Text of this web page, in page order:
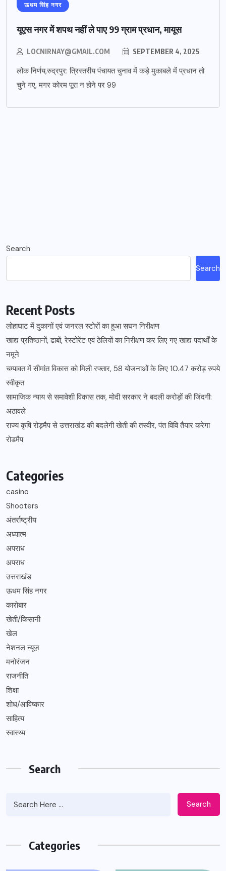
ऊधम सिंह नगर
यूएस नगर में शपथ नहीं ले पाए 99 ग्राम प्रधान, मायूस
LOCNIRNAY@GMAIL.COM SEPTEMBER 4, 2025
लोक निर्णय,रुद्रपुर: त्रिस्तरीय पंचायत चुनाव में कड़े मुकाबले में प्रधान तो
चुने गए, मगर कोरम पूरा न होने पर 99
Search
Search
Recent Posts
लोहाघाट में दुकानों एवं जनरल स्टोरों का हुआ सघन निरीक्षण
खाद्य प्रतिष्ठानों, ढाबों, रेस्टोरेंट एवं ठेलियों का निरीक्षण कर लिए गए खाद्य पदार्थों के
नमूने
चम्पावत में सीमांत विकास को मिली रफ्तार, 58 योजनाओं के लिए 10.47 करोड़ रुपये
स्वीकृत
सामाजिक न्याय से समावेशी विकास तक, मोदी सरकार ने बदली करोड़ों की जिंदगी:
अठावले
राज्य कृषि रोड़मैप से उत्तराखंड की बदलेगी खेती की तस्वीर, पंत विवि तैयार करेगा
रोडमैप
Categories
casino
Shooters
अंतर्राष्ट्रीय
अध्यात्म
अपराध
अपराध
उत्तराखंड
ऊधम सिंह नगर
कारोबार
खेती/किसानी
खेल
नेशनल न्यूज़
मनोरंजन
राजनीति
शिक्षा
शोध/आविष्कार
साहित्य
स्वास्थ्य
Search
Search
Categories